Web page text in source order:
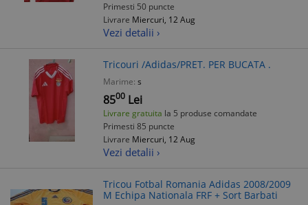
Primesti 50 puncte
Livrare Miercuri, 12 Aug
Vezi detalii ›
Tricouri /Adidas/PRET. PER BUCATA .
Marime: s
8500 Lei
Livrare gratuita la 5 produse comandate
Primesti 85 puncte
Livrare Miercuri, 12 Aug
Vezi detalii ›
Tricou Fotbal Romania Adidas 2008/2009
M Echipa Nationala FRF + Sort Barbati